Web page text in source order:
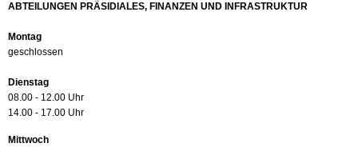
ABTEILUNGEN PRÄSIDIALES, FINANZEN UND INFRASTRUKTUR
Montag
geschlossen
Dienstag
08.00 - 12.00 Uhr
14.00 - 17.00 Uhr
Mittwoch